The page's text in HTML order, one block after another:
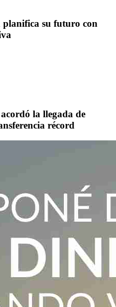
planifica su futuro con
la llegada de
récord